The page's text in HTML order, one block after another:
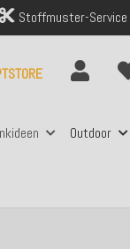
Stoffmuster-Service
Outdoor